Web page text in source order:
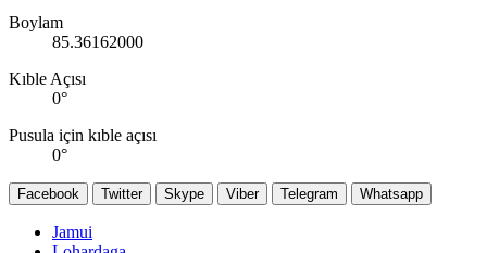
Boylam
85.36162000
Kıble Açısı
0°
Pusula için kıble açısı
0°
Facebook Twitter Skype Viber Telegram Whatsapp
Jamui